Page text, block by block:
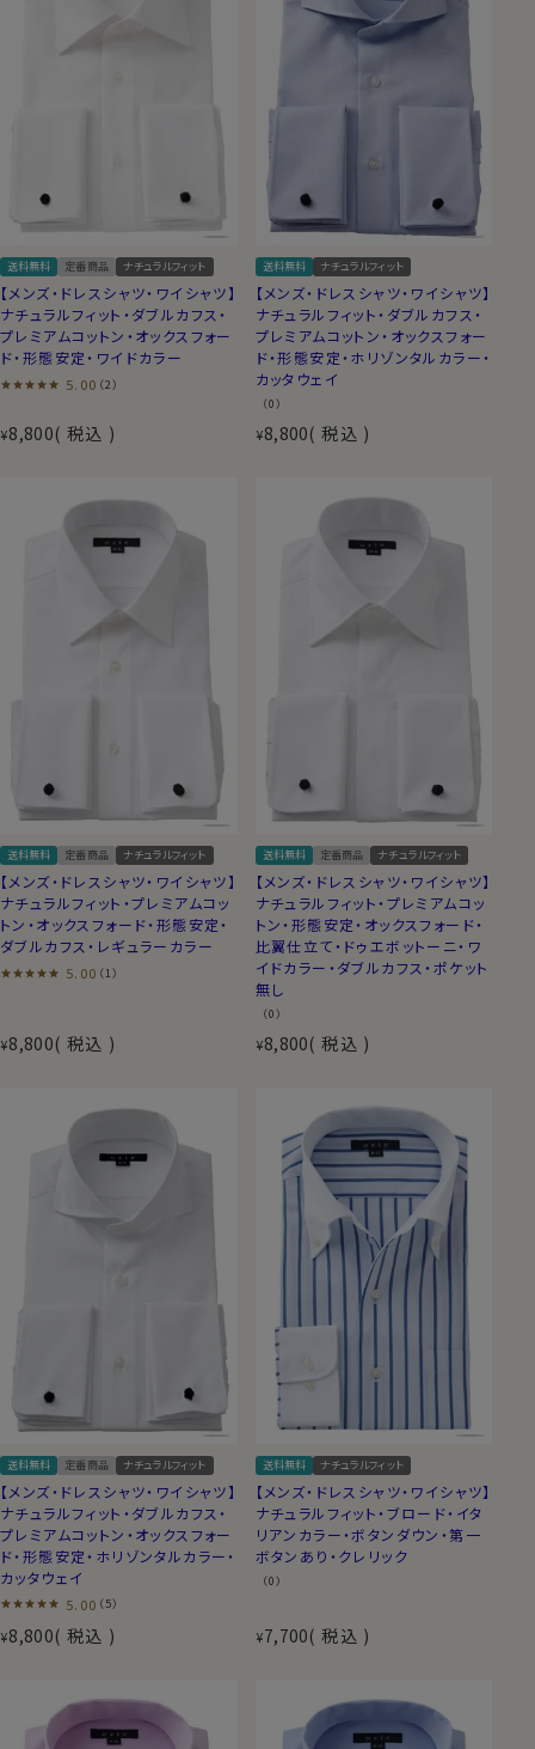
送料無料 定番商品 ナチュラルフィット
【メンズ・ドレスシャツ・ワイシャツ】
ナチュラルフィット・ダブルカフス・
プレミアムコットン・オックスフォー
ド・形態安定・ワイドカラー
5.00 （2）
¥8,800 税込
送料無料 ナチュラルフィット
【メンズ・ドレスシャツ・ワイシャツ】
ナチュラルフィット・ダブルカフス・
プレミアムコットン・オックスフォー
ド・形態安定・ホリゾンタルカラー・
カッタウェイ
（0）
¥8,800 税込
送料無料 定番商品 ナチュラルフィット
【メンズ・ドレスシャツ・ワイシャツ】
ナチュラルフィット・プレミアムコッ
トン・オックスフォード・形態安定・
ダブルカフス・レギュラーカラー
5.00 （1）
¥8,800 税込
送料無料 定番商品 ナチュラルフィット
【メンズ・ドレスシャツ・ワイシャツ】
ナチュラルフィット・プレミアムコッ
トン・形態安定・オックスフォード・
比翼仕立て・ドゥエボットーニ・ワ
イドカラー・ダブルカフス・ポケット
無し
（0）
¥8,800 税込
送料無料 定番商品 ナチュラルフィット
【メンズ・ドレスシャツ・ワイシャツ】
ナチュラルフィット・ダブルカフス・
プレミアムコットン・オックスフォー
ド・形態安定・ホリゾンタルカラー・
カッタウェイ
5.00 （5）
¥8,800 税込
送料無料 ナチュラルフィット
【メンズ・ドレスシャツ・ワイシャツ】
ナチュラルフィット・ブロード・イタ
リアンカラー・ボタンダウン・第一
ボタンあり・クレリック
（0）
¥7,700 税込